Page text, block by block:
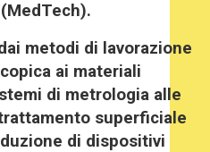
metodi di lavorazione
ai materiali
di metrologia alle
superficiale
di dispositivi